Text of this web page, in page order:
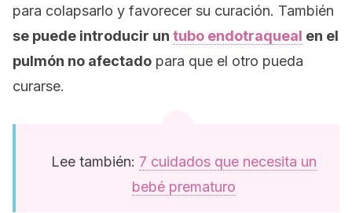
para colapsarlo y favorecer su curación. También
se puede introducir un tubo endotraqueal en el
pulmón no afectado para que el otro pueda
curarse.
Lee también: 7 cuidados que necesita un
bebé prematuro